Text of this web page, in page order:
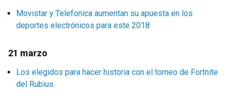
Movistar y Telefonica aumentan su apuesta en los
deportes electrónicos para este 2018
21 marzo
Los elegidos para hacer historia con el torneo de Fortnite
del Rubius